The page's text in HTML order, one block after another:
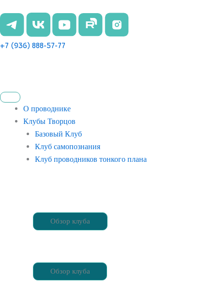
к
содержимому
+7 (936) 888-57-77
О проводнике
Клубы Творцов
Базовый Клуб
Клуб самопознания
Клуб проводников тонкого плана
Обзор клуба
Обзор клуба